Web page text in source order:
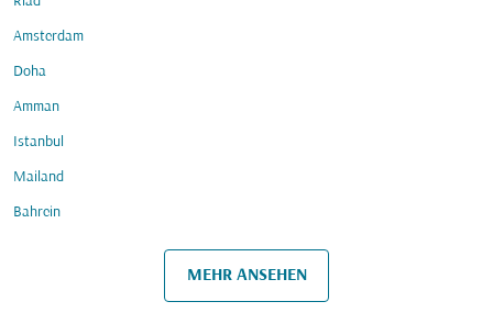
Amsterdam
Doha
Amman
Istanbul
Mailand
Bahrein
MEHR ANSEHEN